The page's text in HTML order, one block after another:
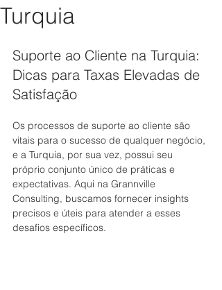
Turquia
Suporte ao Cliente na Turquia:
Dicas para Taxas Elevadas de
Satisfação
Os processos de suporte ao cliente são
vitais para o sucesso de qualquer negócio,
e a Turquia, por sua vez, possui seu
próprio conjunto único de práticas e
expectativas. Aqui na Grannville
Consulting, buscamos fornecer insights
precisos e úteis para atender a esses
desafios específicos.